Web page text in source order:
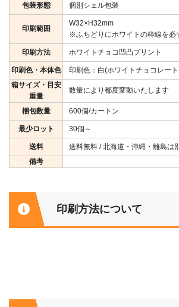
包装形態 個別シェル包装
印刷範囲
W32×H32mm
※ふちどりにホワイトの枠線を必
印刷方法 ホワイトチョコ凹凸プリント
印刷色・本体色
印刷色：白(ホワイトチョコレート
箱サイズ・目安
重量
数量により都度変動いたします
梱包数量 600個/カートン
最少ロット 30個～
送料
送料無料 / 北海道・沖縄・離島は
備考
印刷方法について